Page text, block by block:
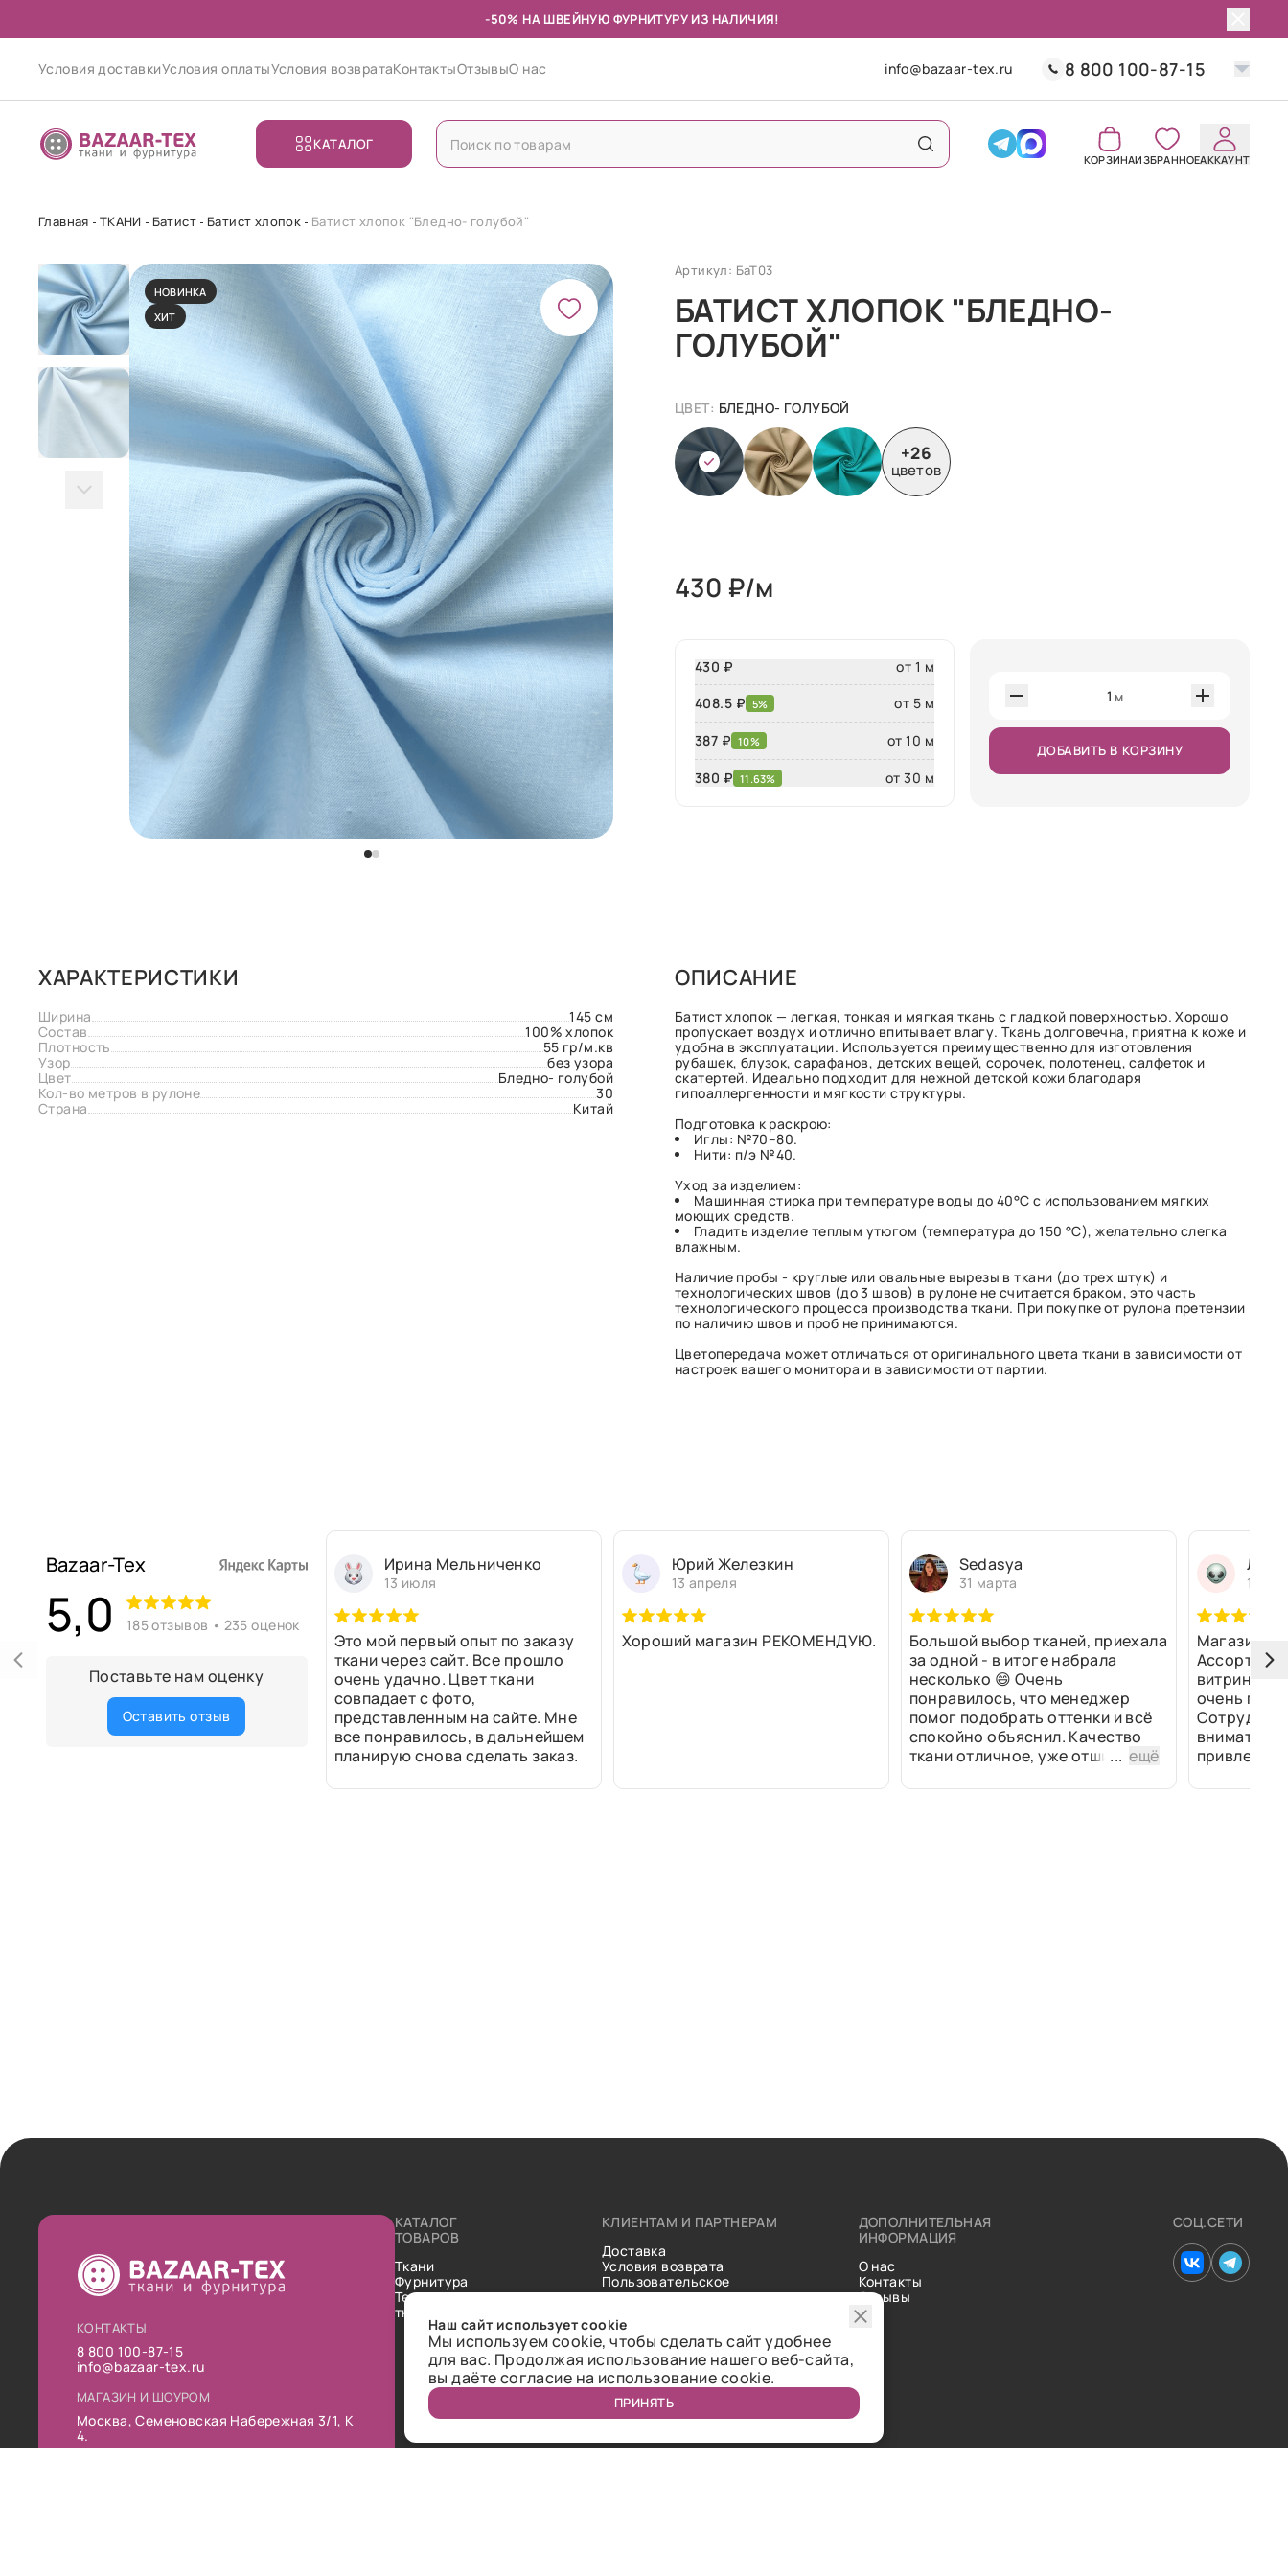
-50% НА ШВЕЙНУЮ ФУРНИТУРУ ИЗ НАЛИЧИЯ!
Условия доставкиУсловия оплатыУсловия возвратаКонтактыОтзывыО нас info@bazaar-tex.ru 8 800 100-87-15
КАТАЛОГ
КОРЗИНАИЗБРАННОЕАККАУНТ
Главная ТКАНИ Батист Батист хлопок Батист хлопок "Бледно- голубой"
НОВИНКА
ХИТ
Артикул: БаТ03
БАТИСТ ХЛОПОК "БЛЕДНО-
ГОЛУБОЙ"
ЦВЕТ: БЛЕДНО- ГОЛУБОЙ
+26
цветов
430 ₽/м
430 ₽
от 1 м
408.5 ₽ 5% от 5 м
387 ₽ 10% от 10 м
380 ₽ 11.63% от 30 м
1 м
ДОБАВИТЬ В КОРЗИНУ
ХАРАКТЕРИСТИКИ
Ширина
145 см
Состав
100% хлопок
Плотность
55 гр/м.кв
Узор
без узора
Цвет
Бледно- голубой
Кол-во метров в рулоне
30
Страна
Китай
ОПИСАНИЕ
Батист хлопок — легкая, тонкая и мягкая ткань с гладкой поверхностью. Хорошо
пропускает воздух и отлично впитывает влагу. Ткань долговечна, приятна к коже и
удобна в эксплуатации. Используется преимущественно для изготовления
рубашек, блузок, сарафанов, детских вещей, сорочек, полотенец, салфеток и
скатертей. Идеально подходит для нежной детской кожи благодаря
гипоаллергенности и мягкости структуры.
Подготовка к раскрою:
Иглы: №70–80.
Нити: п/э №40.
Уход за изделием:
Машинная стирка при температуре воды до 40°С с использованием мягких
моющих средств.
Гладить изделие теплым утюгом (температура до 150 °C), желательно слегка
влажным.
Наличие пробы - круглые или овальные вырезы в ткани (до трех штук) и
технологических швов (до 3 швов) в рулоне не считается браком, это часть
технологического процесса производства ткани. При покупке от рулона претензии
по наличию швов и проб не принимаются.
Цветопередача может отличаться от оригинального цвета ткани в зависимости от
настроек вашего монитора и в зависимости от партии.
Bazaar-Tex
5,0 185 отзывов • 235 оценок
Поставьте нам оценку
Оставить отзыв
Ирина Мельниченко
13 июля
Это мой первый опыт по заказу
ткани через сайт. Все прошло
очень удачно. Цвет ткани
совпадает с фото,
представленным на сайте. Мне
все понравилось, в дальнейшем
планирую снова сделать заказ.
Юрий Железкин
13 апреля
Хороший магазин РЕКОМЕНДУЮ.
Sedasya
31 марта
Большой выбор тканей, приехала
за одной - в итоге набрала
несколько 😄 Очень
понравилось, что менеджер
помог подобрать оттенки и всё
спокойно объяснил. Качество
ткани отличное, уже отшили...ещё
13
Магазин
витринах
очень
привлек
рулоны
КОНТАКТЫ
8 800 100-87-15
info@bazaar-tex.ru
МАГАЗИН И ШОУРОМ
Москва, Семеновская Набережная 3/1, К
4.
КАТАЛОГ
ТОВАРОВ
Ткани
Фурнитура
Технические
ткани
КЛИЕНТАМ И ПАРТНЕРАМ
Доставка
Условия возврата
Пользовательское
соглашение
Статьи
ДОПОЛНИТЕЛЬНАЯ
ИНФОРМАЦИЯ
О нас
Контакты
Отзывы
СОЦ.СЕТИ
Наш сайт использует cookie
Мы используем cookie, чтобы сделать сайт удобнее
для вас. Продолжая использование нашего веб-сайта,
вы даёте согласие на использование cookie.
ПРИНЯТЬ